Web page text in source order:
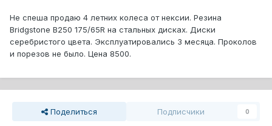
Не спеша продаю 4 летних колеса от нексии. Резина
Bridgstone B250 175/65R на стальных дисках. Диски
серебристого цвета. Эксплуатировались 3 месяца. Проколов
и порезов не было. Цена 8500.
Поделиться Подписчики 0